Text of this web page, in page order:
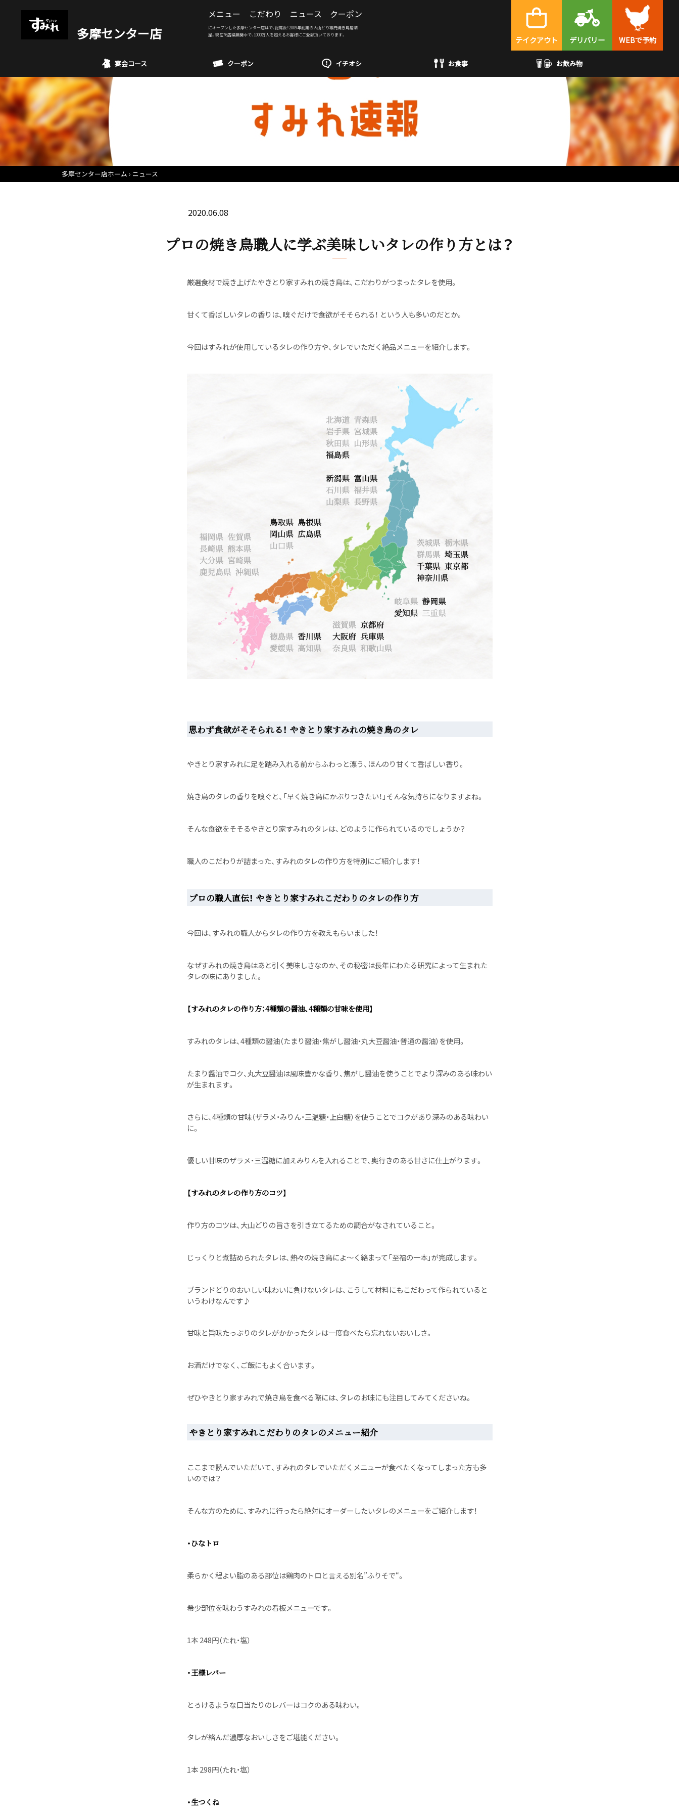
多摩センター店
メニュー こだわり ニュース クーポン
テイクアウト デリバリー WEBで予約
にオープンした多摩センター店はで、総席数！2009年創業の大山どり専門焼き鳥居酒
屋。現在76店舗展開中で、1000万人を超えるお客様にご愛顧頂いております。
宴会コース クーポン イチオシ お食事 お飲み物
多摩センター店ホーム ニュース
2020.06.08
プロの焼き鳥職人に学ぶ美味しいタレの作り方とは？
厳選食材で焼き上げたやきとり家すみれの焼き鳥は、こだわりがつまったタレを使用。
甘くて香ばしいタレの香りは、嗅ぐだけで食欲がそそられる！ という人も多いのだとか。
今回はすみれが使用しているタレの作り方や、タレでいただく絶品メニューを紹介します。
思わず食欲がそそられる！ やきとり家すみれの焼き鳥のタレ
やきとり家すみれに足を踏み入れる前からふわっと漂う、ほんのり甘くて香ばしい香り。
焼き鳥のタレの香りを嗅ぐと、「早く焼き鳥にかぶりつきたい！」そんな気持ちになりますよね。
そんな食欲をそそるやきとり家すみれのタレは、どのように作られているのでしょうか？
職人のこだわりが詰まった、すみれのタレの作り方を特別にご紹介します！
プロの職人直伝！ やきとり家すみれこだわりのタレの作り方
今回は、すみれの職人からタレの作り方を教えもらいました！
なぜすみれの焼き鳥はあと引く美味しさなのか、その秘密は長年にわたる研究によって生まれた
タレの味にありました。
【すみれのタレの作り方：4種類の醤油、4種類の甘味を使用】
すみれのタレは、4種類の醤油（たまり醤油・焦がし醤油・丸大豆醤油・普通の醤油）を使用。
たまり醤油でコク、丸大豆醤油は風味豊かな香り、焦がし醤油を使うことでより深みのある味わい
が生まれます。
さらに、4種類の甘味（ザラメ・みりん・三温糖・上白糖）を使うことでコクがあり深みのある味わい
に。
優しい甘味のザラメ・三温糖に加えみりんを入れることで、奥行きのある甘さに仕上がります。
【すみれのタレの作り方のコツ】
作り方のコツは、大山どりの旨さを引き立てるための調合がなされていること。
じっくりと煮詰められたタレは、熱々の焼き鳥によ〜く絡まって「至福の一本」が完成します。
ブランドどりのおいしい味わいに負けないタレは、こうして材料にもこだわって作られていると
いうわけなんです♪
甘味と旨味たっぷりのタレがかかったタレは一度食べたら忘れないおいしさ。
お酒だけでなく、ご飯にもよく合います。
ぜひやきとり家すみれで焼き鳥を食べる際には、タレのお味にも注目してみてくださいね。
やきとり家すみれこだわりのタレのメニュー紹介
ここまで読んでいただいて、すみれのタレでいただくメニューが食べたくなってしまった方も多
いのでは？
そんな方のために、すみれに行ったら絶対にオーダーしたいタレのメニューをご紹介します！
・ひなトロ
柔らかく程よい脂のある部位は鶏肉のトロと言える別名”ふりそで“。
希少部位を味わうすみれの看板メニューです。
1本 248円（たれ・塩）
・王様レバー
とろけるような口当たりのレバーはコクのある味わい。
タレが絡んだ濃厚なおいしさをご堪能ください。
1本 298円（たれ・塩）
・生つくね